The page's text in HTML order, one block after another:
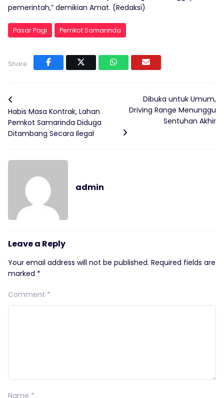
pemerintah,” demikian Amat. (Redaksi)
Pasar Pagi Pemkot Samarinda
Share:
Habis Masa Kontrak, Lahan
Pemkot Samarinda Diduga
Ditambang Secara Ilegal
Dibuka untuk Umum,
Driving Range Menunggu
Sentuhan Akhir
admin
Leave a Reply
Your email address will not be published. Required fields are
marked *
Comment *
Name *